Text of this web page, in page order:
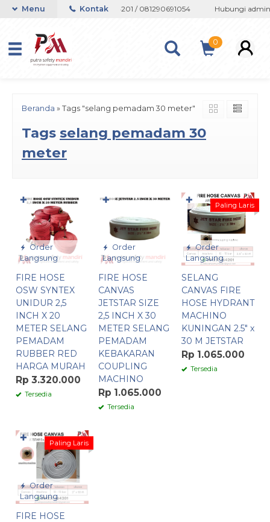
082133767508 / 081237364201 / 081290691054 Hubungi admin
Menu Kontak
0
Beranda » Tags "selang pemadam 30 meter"
Tags selang pemadam 30
meter
Order
Langsung
FIRE HOSE
OSW SYNTEX
UNIDUR 2,5
INCH X 20
METER SELANG
PEMADAM
RUBBER RED
HARGA MURAH
Rp 3.320.000
Tersedia
✚
Order
Langsung
FIRE HOSE
CANVAS
JETSTAR SIZE
2,5 INCH X 30
METER SELANG
PEMADAM
KEBAKARAN
COUPLING
MACHINO
Rp 1.065.000
Tersedia
✚
Order
Langsung
Paling Laris
SELANG
CANVAS FIRE
HOSE HYDRANT
MACHINO
KUNINGAN 2.5″ x
30 M JETSTAR
Rp 1.065.000
Tersedia
✚
Order
Langsung
Paling Laris
FIRE HOSE
✚